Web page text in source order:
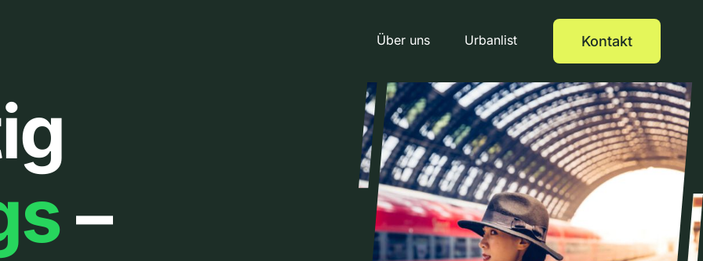
Über uns Urbanlist Kontakt
–